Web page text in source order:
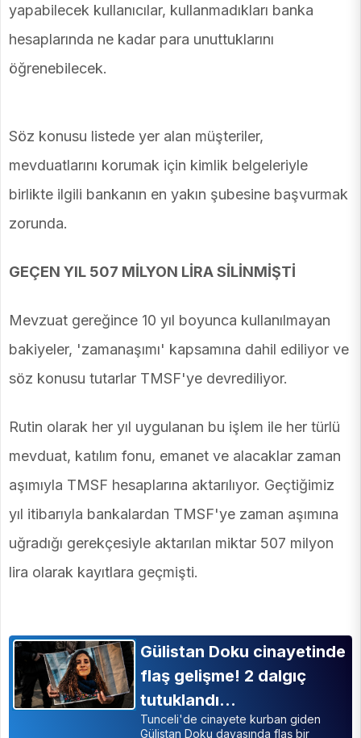
yapabilecek kullanıcılar, kullanmadıkları banka
hesaplarında ne kadar para unuttuklarını
öğrenebilecek.
Söz konusu listede yer alan müşteriler,
mevduatlarını korumak için kimlik belgeleriyle
birlikte ilgili bankanın en yakın şubesine başvurmak
zorunda.
GEÇEN YIL 507 MİLYON LİRA SİLİNMİŞTİ
Mevzuat gereğince 10 yıl boyunca kullanılmayan
bakiyeler, 'zamanaşımı' kapsamına dahil ediliyor ve
söz konusu tutarlar TMSF'ye devrediliyor.
Rutin olarak her yıl uygulanan bu işlem ile her türlü
mevduat, katılım fonu, emanet ve alacaklar zaman
aşımıyla TMSF hesaplarına aktarılıyor. Geçtiğimiz
yıl itibarıyla bankalardan TMSF'ye zaman aşımına
uğradığı gerekçesiyle aktarılan miktar 507 milyon
lira olarak kayıtlara geçmişti.
Gülistan Doku cinayetinde
flaş gelişme! 2 dalgıç
tutuklandı…
Tunceli'de cinayete kurban giden
Gülistan Doku davasında flaş bir